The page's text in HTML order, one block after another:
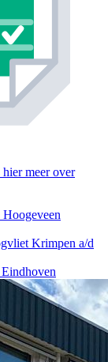
hier meer over
Hoogeveen
Krimpen a/d
Eindhoven